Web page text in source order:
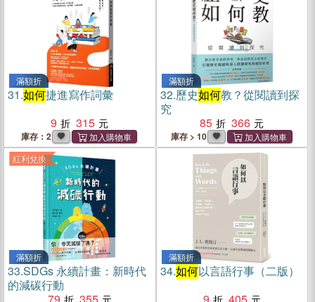
滿額折
31.如何捷進寫作詞彙
9
315
庫存：2
滿額折
32.歷史如何教？從閱讀到探
究
85
366
庫存 > 10
紅利兌換
滿額折
33.SDGs 永續計畫：新時代
的減碳行動
滿額折
34.如何以言語行事（二版）